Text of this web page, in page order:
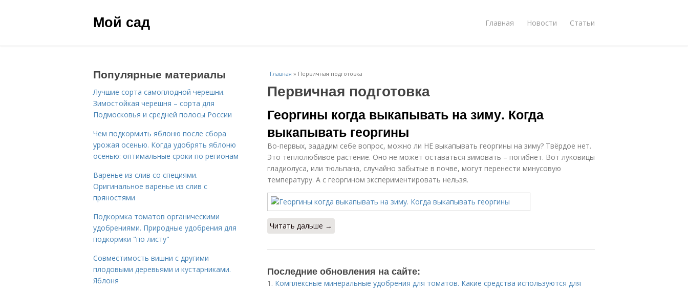
Мой сад Главная Новости Статьи
Главная » Первичная подготовка
Первичная подготовка
Георгины когда выкапывать на зиму. Когда
выкапывать георгины
Во-первых, зададим себе вопрос, можно ли НЕ выкапывать георгины на зиму? Твёрдое нет.
Это теплолюбивое растение. Оно не может оставаться зимовать – погибнет. Вот луковицы
гладиолуса, или тюльпана, случайно забытые в почве, могут перенести минусовую
температуру. А с георгином экспериментировать нельзя.
Читать дальше →
Последние обновления на сайте:
1. Комплексные минеральные удобрения для томатов. Какие средства используются для
Популярные материалы
Лучшие сорта самоплодной черешни.
Зимостойкая черешня – сорта для
Подмосковья и средней полосы России
Чем подкормить яблоню после сбора
урожая осенью. Когда удобрять яблоню
осенью: оптимальные сроки по регионам
Варенье из слив со специями.
Оригинальное варенье из слив с
пряностями
Подкормка томатов органическими
удобрениями. Природные удобрения для
подкормки "по листу"
Совместимость вишни с другими
плодовыми деревьями и кустарниками.
Яблоня